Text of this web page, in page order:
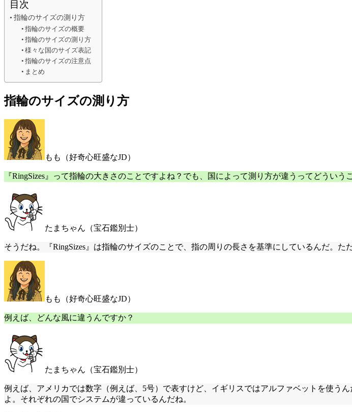
目次
指輪のサイズの測り方
指輪のサイズの概要
指輪のサイズの測り方
様々な国のサイズ表記
指輪のサイズの注意点
まとめ
指輪のサイズの測り方
もも（好奇心旺盛なJD）
『RingSizes』って指輪の大きさのことですよね？でも、国によって測り方が違うってどういう
たまちゃん（宝石鑑別士）
そうだね。『RingSizes』は指輪のサイズのことで、指の周りの長さを基準にしているんだ。た
もも（好奇心旺盛なJD）
例えば、どんな風に違うんですか？
たまちゃん（宝石鑑別士）
例えば、アメリカでは数字（例えば、5号）で表すけど、イギリスではアルファベットを使う
よ。それぞれの国でシステムが違っているんだね。